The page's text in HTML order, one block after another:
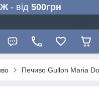
- від 500грн
Печиво Gullon Maria